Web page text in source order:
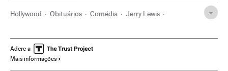
Hollywood Obituários Comédia Jerry Lewis
Cinema Acontecimentos
Adere a
Mais informações